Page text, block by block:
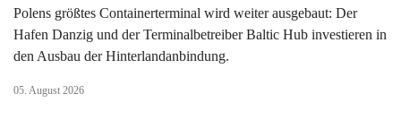
Polens größtes Containerterminal wird weiter ausgebaut: Der
Hafen Danzig und der Terminalbetreiber Baltic Hub investieren in
den Ausbau der Hinterlandanbindung.
05. August 2026